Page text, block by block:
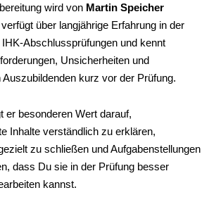
wird von Martin Speicher
über langjährige Erfahrung in der
Abschlussprüfungen und kennt
Unsicherheiten und
Auszubildenden kurz vor der Prüfung.
er besonderen Wert darauf,
Inhalte verständlich zu erklären,
zu schließen und Aufgabenstellungen
dass Du sie in der Prüfung besser
kannst.